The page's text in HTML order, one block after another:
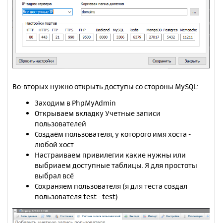
Во-вторых нужно открыть доступы со стороны MySQL:
Заходим в PhpMyAdmin
Открываем вкладку Учетные записи
пользователей
Создаём пользователя, у которого имя хоста -
любой хост
Настраиваем привилегии какие нужны или
выбриаем доступные таблицы. Я для простоты
выбрал всё
Сохраняем пользователя (я для теста создал
пользователя test - test)